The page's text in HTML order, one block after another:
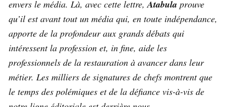
envers le média. Là, avec cette lettre,Atabula prouve
qu’il est avant tout un média qui, en toute indépendance,
apporte de la profondeur aux grands débats qui
intéressent la profession et, in fine, aide les
professionnels de la restauration à avancer dans leur
métier. Les milliers de signatures de chefs montrent que
le temps des polémiques et de la défiance vis-à-vis de